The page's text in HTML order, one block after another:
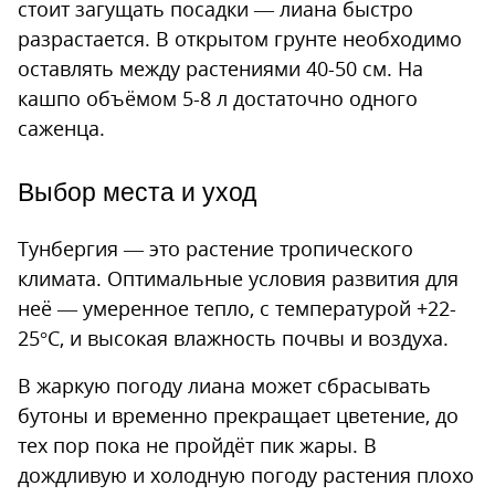
стоит загущать посадки — лиана быстро
разрастается. В открытом грунте необходимо
оставлять между растениями 40-50 см. На
кашпо объёмом 5-8 л достаточно одного
саженца.
Выбор места и уход
Тунбергия — это растение тропического
климата. Оптимальные условия развития для
неё — умеренное тепло, с температурой +22-
25°С, и высокая влажность почвы и воздуха.
В жаркую погоду лиана может сбрасывать
бутоны и временно прекращает цветение, до
тех пор пока не пройдёт пик жары. В
дождливую и холодную погоду растения плохо